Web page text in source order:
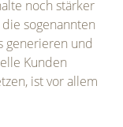
noch stärker
sogenannten
generieren und
Kunden
ist vor allem